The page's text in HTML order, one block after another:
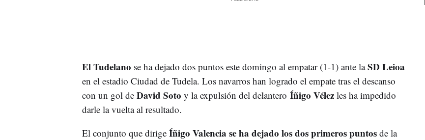
El Tudelano se ha dejado dos puntos este domingo al empatar (1-1) ante laSD Leioa
en el estadio Ciudad de Tudela. Los navarros han logrado el empate tras el descanso
con un gol de David Soto y la expulsión del delantero Íñigo Vélez les ha impedido
darle la vuelta al resultado.
El conjunto que dirigeÍñigo Valencia se ha dejado los dos primeros puntosde la